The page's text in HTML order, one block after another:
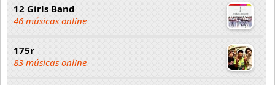
12 Girls Band
46 músicas online
175r
83 músicas online